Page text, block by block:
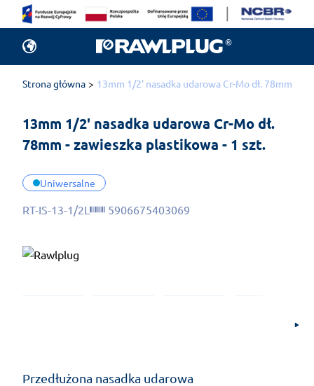
Strona główna 13mm 1/2' nasadka udarowa Cr-Mo dł. 78mm -
13mm 1/2' nasadka udarowa Cr-Mo dł.
78mm - zawieszka plastikowa - 1 szt.
Uniwersalne
RT-IS-13-1/2L 5906675403069
Przedłużona nasadka udarowa